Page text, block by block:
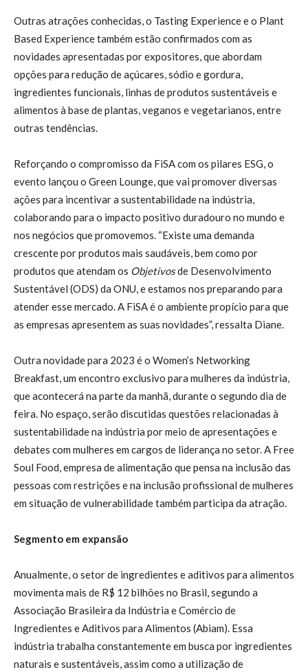
Outras atrações conhecidas, o Tasting Experience e o Plant
Based Experience também estão confirmados com as
novidades apresentadas por expositores, que abordam
opções para redução de açúcares, sódio e gordura,
ingredientes funcionais, linhas de produtos sustentáveis e
alimentos à base de plantas, veganos e vegetarianos, entre
outras tendências.
Reforçando o compromisso da FiSA com os pilares ESG, o
evento lançou o Green Lounge, que vai promover diversas
ações para incentivar a sustentabilidade na indústria,
colaborando para o impacto positivo duradouro no mundo e
nos negócios que promovemos. “Existe uma demanda
crescente por produtos mais saudáveis, bem como por
produtos que atendam os Objetivosde Desenvolvimento
Sustentável (ODS) da ONU, e estamos nos preparando para
atender esse mercado. A FiSA é o ambiente propício para que
as empresas apresentem as suas novidades”, ressalta Diane.
Outra novidade para 2023 é o Women’s Networking
Breakfast, um encontro exclusivo para mulheres da indústria,
que acontecerá na parte da manhã, durante o segundo dia de
feira. No espaço, serão discutidas questões relacionadas à
sustentabilidade na indústria por meio de apresentações e
debates com mulheres em cargos de liderança no setor. A Free
Soul Food, empresa de alimentação que pensa na inclusão das
pessoas com restrições e na inclusão profissional de mulheres
em situação de vulnerabilidade também participa da atração.
Segmento em expansão
Anualmente, o setor de ingredientes e aditivos para alimentos
movimenta mais de R$ 12 bilhões no Brasil, segundo a
Associação Brasileira da Indústria e Comércio de
Ingredientes e Aditivos para Alimentos (Abiam). Essa
indústria trabalha constantemente em busca por ingredientes
naturais e sustentáveis, assim como a utilização de